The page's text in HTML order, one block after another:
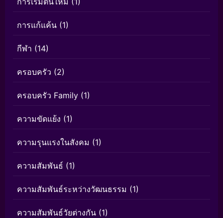
การแก้แค้น (1)
กีฬา (14)
ครอบครัว (2)
ครอบครัว Family (1)
ความขัดแย้ง (1)
ความรุนแรงในสังคม (1)
ความสัมพันธ์ (1)
ความสัมพันธ์ระหว่างวัฒนธรรม (1)
ความสัมพันธ์วัยต่างกัน (1)